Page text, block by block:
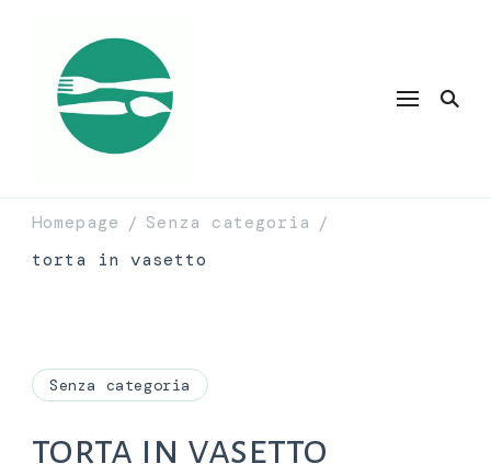
Homepage / Senza categoria /
torta in vasetto
Senza categoria
torta in vasetto